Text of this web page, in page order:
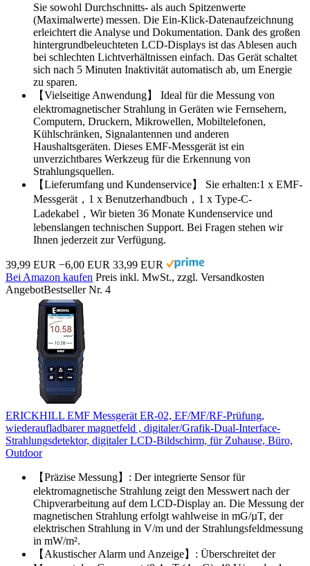
Sie sowohl Durchschnitts- als auch Spitzenwerte
(Maximalwerte) messen. Die Ein-Klick-Datenaufzeichnung
erleichtert die Analyse und Dokumentation. Dank des großen
hintergrundbeleuchteten LCD-Displays ist das Ablesen auch
bei schlechten Lichtverhältnissen einfach. Das Gerät schaltet
sich nach 5 Minuten Inaktivität automatisch ab, um Energie
zu sparen.
【Vielseitige Anwendung】 Ideal für die Messung von
elektromagnetischer Strahlung in Geräten wie Fernsehern,
Computern, Druckern, Mikrowellen, Mobiltelefonen,
Kühlschränken, Signalantennen und anderen
Haushaltsgeräten. Dieses EMF-Messgerät ist ein
unverzichtbares Werkzeug für die Erkennung von
Strahlungsquellen.
【Lieferumfang und Kundenservice】 Sie erhalten:1 x EMF-
Messgerät，1 x Benutzerhandbuch，1 x Type-C-
Ladekabel，Wir bieten 36 Monate Kundenservice und
lebenslangen technischen Support. Bei Fragen stehen wir
Ihnen jederzeit zur Verfügung.
39,99 EUR −6,00 EUR 33,99 EUR
Bei Amazon kaufen Preis inkl. MwSt., zzgl. Versandkosten
AngebotBestseller Nr. 4
ERICKHILL EMF Messgerät ER-02, EF/MF/RF-Prüfung,
wiederaufladbarer magnetfeld , digitaler/Grafik-Dual-Interface-
Strahlungsdetektor, digitaler LCD-Bildschirm, für Zuhause, Büro,
Outdoor
【Präzise Messung】: Der integrierte Sensor für
elektromagnetische Strahlung zeigt den Messwert nach der
Chipverarbeitung auf dem LCD-Display an. Die Messung der
magnetischen Strahlung erfolgt wahlweise in mG/µT, der
elektrischen Strahlung in V/m und der Strahlungsfeldmessung
in mW/m².
【Akustischer Alarm und Anzeige】: Überschreitet der